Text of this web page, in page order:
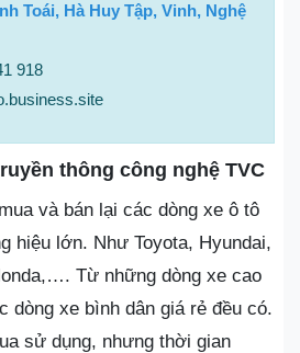
Toái, Hà Huy Tập, Vinh, Nghệ
918
thông công nghệ TVC
và bán lại các dòng xe ô tô
hiệu lớn. Như Toyota, Hyundai,
Từ những dòng xe cao
dòng xe bình dân giá rẻ đều có.
sử dụng, nhưng thời gian